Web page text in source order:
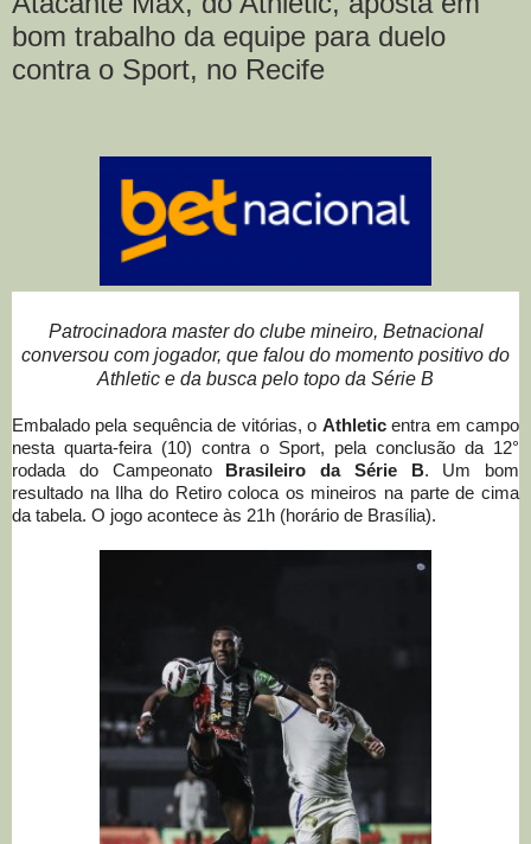
bom trabalho da equipe para duelo
contra o Sport, no Recife
Patrocinadora master do clube mineiro, Betnacional
conversou com jogador, que falou do momento positivo do
Athletic e da busca pelo topo da Série B
Embalado pela sequência de vitórias, o Athleticentra em campo
nesta quarta-feira (10) contra o Sport, pela conclusão da 12°
rodada do Campeonato
Brasileiro da Série B. Um bom
resultado na Ilha do Retiro coloca os mineiros na parte de cima
da tabela. O jogo acontece às 21h (horário de Brasília).